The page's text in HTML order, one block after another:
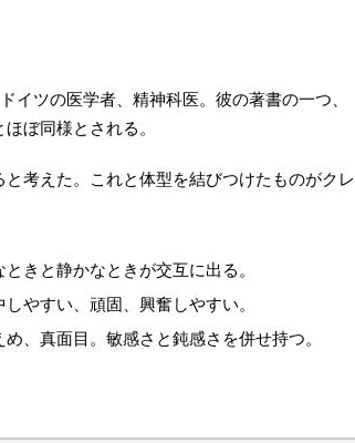
イツの医学者、精神科医。彼の著書の一つ、
ぼ同様とされる。
考えた。これと体型を結びつけたものがクレ
きと静かなときが交互に出る。
やすい、頑固、興奮しやすい。
、真面目。敏感さと鈍感さを併せ持つ。